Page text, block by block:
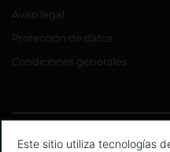
Aviso legal
Protección de datos
Condiciones generales
Este sitio utiliza tecnologías